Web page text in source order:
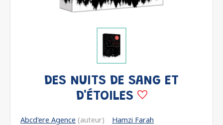
DES NUITS DE SANG ET
D'ÉTOILES
Abcd'ere Agence (auteur)
Hamzi Farah